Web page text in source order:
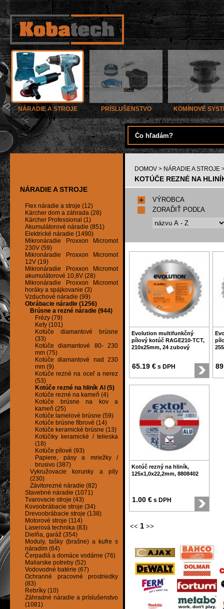
NÁRADIE A STROJE PRÍSLUŠENSTVO KOMÍNOVÉ
NÁRADIE A STROJE
Flex náradie a stroje (12)
Kärcher dom a záhrada (28)
Kärcher Professional (1)
Akumulátorové náradie (851)
Elektrické náradie (1490)
Mikronáradie Proxxon Micromot
230V (59)
Mikronáradie Proxxon Micromot
12V (19)
Mikronáradie Proxxon Micromot
akumulátorové 10,8V (28)
Mikronáradie Proxxon Micromot
horáky a spájkovanie (3)
Vzduchové náradie (99)
Obrábacie náradie (1256)
Brúsne a rezné náradie (944)
Frézy (79)
Kefy (101)
Kotúče diamantové brúsne
(33)
Kotúče diamantové 80- 230
mm (75)
Kotúče diamantové nad 230
mm (9)
Kotúče rezné na oceľ a nerez
(53)
Kotúče rezné na hliník Al (5)
Kotúče rezné na kameň (4)
Kotúče brúsne na kov a
kameň (25)
Kotúče lamelové brúsne (59)
Kotúče brúsne fíbrové (14)
Kotúče keramické brúsne (13)
Kotúčiky keramické / telieska
(18)
Kotúče pílové (93)
Papiere, pásy a mriežky /
brusivo (387)
Vykružovacie korunky a píly
(230)
Závitorezné náradie (82)
Stavebné náradie (1071)
Tvarovacie stroje (43)
Kovoobrábacie stroje (34)
Drevoobrábacie stroje (138)
Motorové stroje (114)
Laserová technika (83)
Dielňa, garáž (354)
Moduly, tašky (brašne) a kufre s
náradím (64)
Čerpadlá a domáce vodárne (76)
Maliarske potreby (52)
Vodovodné batérie (67)
Ochranné pracovné prostriedky
(83)
Rebríky (10)
Záhradné náradie a príslušenstvo
(1081)
DOMOV > NÁRADIE A STROJE
KOTÚČE REZNÉ NA
VÝROBCA
ZORAĎIŤ PODĽA
Evolution multifunkčný
pílový kotúč RAGE210-TCT,
210x25mm, 24 zubový
65.19 € s DPH
Kotúč rezný na hliník,
125x1,0x22,2mm, 8808402
1.00 € s DPH
<< 1 >>